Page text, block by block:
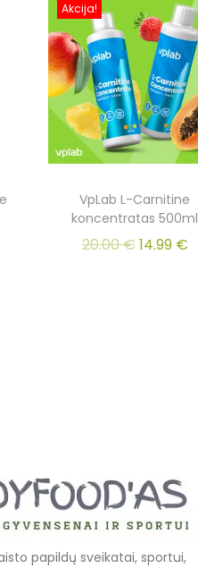
Akcija!
VpLab L-Carnitine
koncentratas 500ml
20.00€14.99 €
papildų sveikatai, sportui,